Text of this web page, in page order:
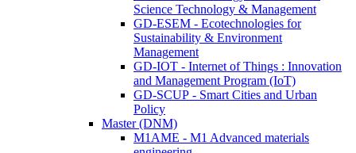
Science Technology & Management
GD-ESEM - Ecotechnologies for
Sustainability & Environment
Management
GD-IOT - Internet of Things : Innovation
and Management Program (IoT)
GD-SCUP - Smart Cities and Urban
Policy
Master (DNM)
M1AME - M1 Advanced materials